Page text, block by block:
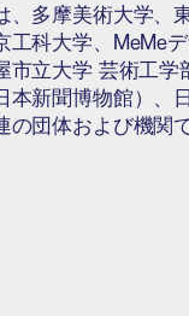
、多摩美術大学、
工科大学、MeMe
市立大学 芸術工学
本新聞博物館）、
団体および機関で